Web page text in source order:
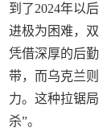
到了2024年以
进极为困难，
凭借深厚的后
带，而乌克兰
力。这种拉锯
杀”。